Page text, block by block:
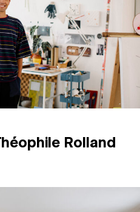
↓
Rolland